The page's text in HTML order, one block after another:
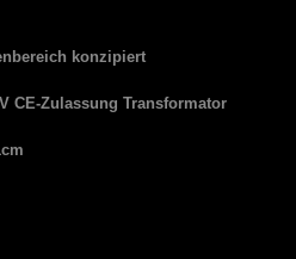
konzipiert
CE-Zulassung Transformator